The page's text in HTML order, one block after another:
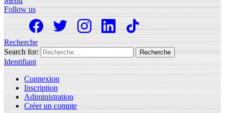
Follow us
Recherche
Search for:
Recherche
Identifiant
Connexion
Inscription
Adiministration
Créer un compte